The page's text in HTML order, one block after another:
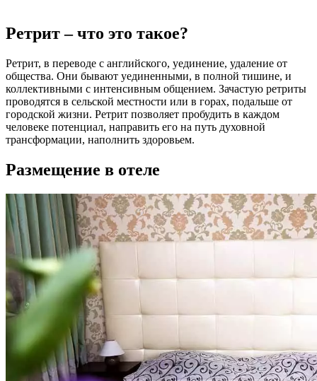
Ретрит – что это такое?
Ретрит, в переводе с английского, уединение, удаление от
общества. Они бывают уединенными, в полной тишине, и
коллективными с интенсивным общением. Зачастую ретриты
проводятся в сельской местности или в горах, подальше от
городской жизни. Ретрит позволяет пробудить в каждом
человеке потенциал, направить его на путь духовной
трансформации, наполнить здоровьем.
Размещение в отеле